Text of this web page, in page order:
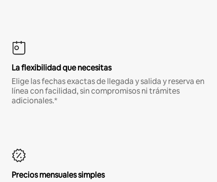
La flexibilidad que necesitas
Elige las fechas exactas de llegada y salida y reserva en
línea con facilidad, sin compromisos ni trámites
adicionales.*
Precios mensuales simples